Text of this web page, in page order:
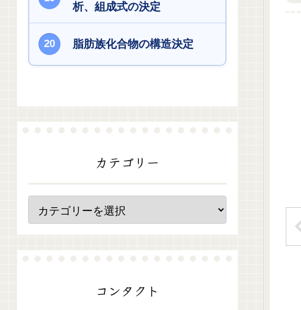
析、組成式の決定
脂肪族化合物の構造決定
カテゴリー
コンタクト